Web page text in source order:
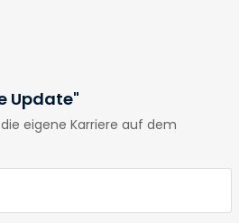
Update"
eigene Karriere auf dem